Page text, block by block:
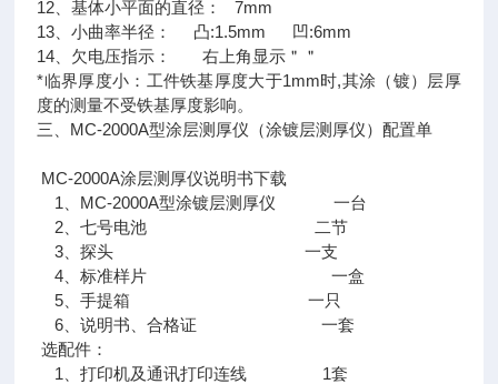
12、基体小平面的直径： 7mm
13、小曲率半径： 凸:1.5mm 凹:6mm
14、欠电压指示： 右上角显示＂＂
*临界厚度小：工件铁基厚度大于1mm时,其涂（镀）层厚
度的测量不受铁基厚度影响。
三、MC-2000A型涂层测厚仪（涂镀层测厚仪）配置单
MC-2000A涂层测厚仪说明书下载
1、MC-2000A型涂镀层测厚仪 一台
2、七号电池 二节
3、探头 一支
4、标准样片 一盒
5、手提箱 一只
6、说明书、合格证 一套
选配件：
1、打印机及通讯打印连线 1套